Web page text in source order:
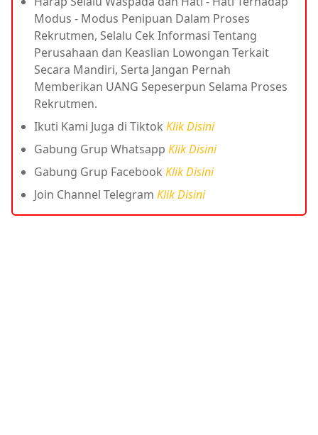
Modus - Modus Penipuan Dalam Proses
Rekrutmen, Selalu Cek Informasi Tentang
Perusahaan dan Keaslian Lowongan Terkait
Secara Mandiri, Serta Jangan Pernah
Memberikan UANG Sepeserpun Selama Proses
Rekrutmen.
Ikuti Kami Juga di Tiktok Klik Disini
Gabung Grup Whatsapp Klik Disini
Gabung Grup Facebook Klik Disini
Join Channel Telegram Klik Disini